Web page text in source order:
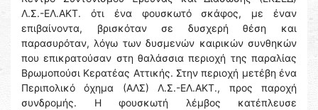
Λ.Σ.-ΕΛ.ΑΚΤ. ότι ένα φουσκωτό σκάφος, με έναν
επιβαίνοντα, βρισκόταν σε δυσχερή θέση και
παρασυρόταν, λόγω των δυσμενών καιρικών συνθηκών
που επικρατούσαν στη θαλάσσια περιοχή της παραλίας
Βρωμοπούσι Κερατέας Αττικής. Στην περιοχή μετέβη ένα
Περιπολικό όχημα (ΑΛΣ) Λ.Σ.-ΕΛ.ΑΚΤ., προς παροχή
συνδρομής. Η φουσκωτή λέμβος κατέπλευσε